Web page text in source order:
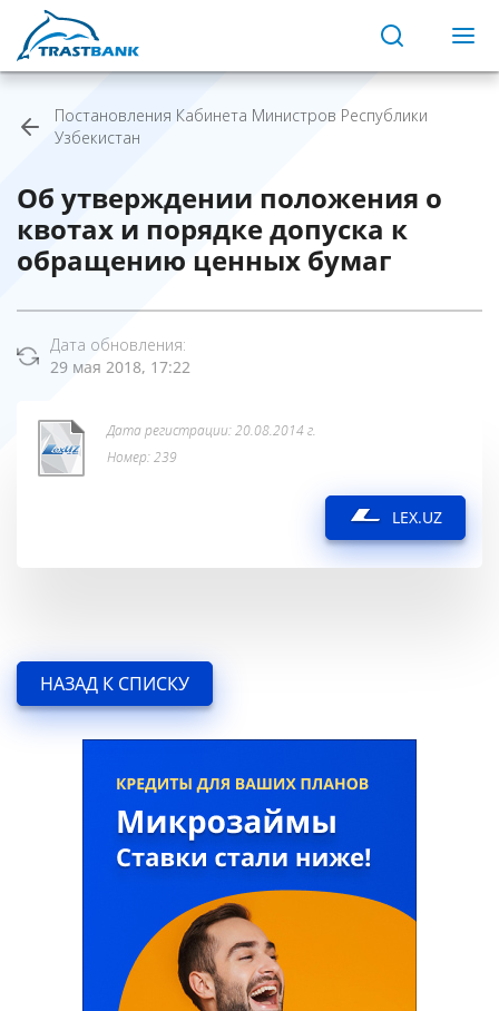
Постановления Кабинета Министров Республики
Узбекистан
Об утверждении положения о
квотах и порядке допуска к
обращению ценных бумаг
Дата обновления:
29 мая 2018, 17:22
Дата регистрации: 20.08.2014 г.
Номер: 239
LEX.UZ
НАЗАД К СПИСКУ